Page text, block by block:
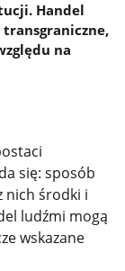
Handel
na
się: sposób
nich środki i
ludźmi mogą
wskazane